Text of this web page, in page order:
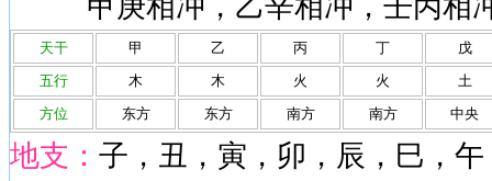
甲庚相冲，乙辛相冲，壬丙相
天干 甲 乙 丙 丁
戊
五行
木 木 火 火
土
方位
东方 东方 南方 南方 中央
地支： 子，丑，寅，卯，辰，巳，